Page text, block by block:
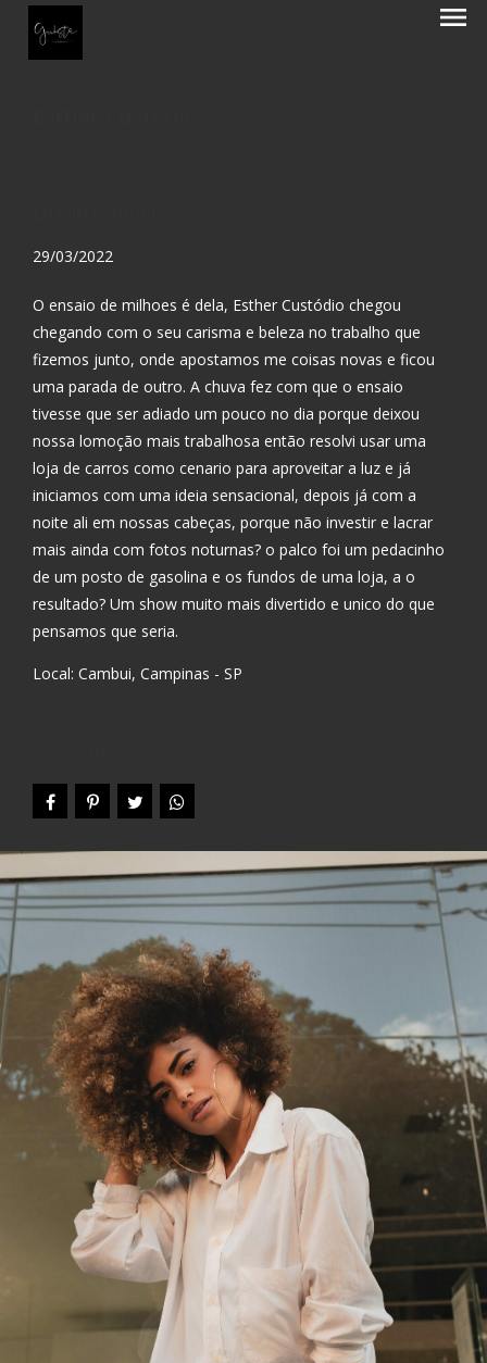
menu
29/03/2022
O ensaio de milhoes é dela, Esther Custódio chegou
chegando com o seu carisma e beleza no trabalho que
fizemos junto, onde apostamos me coisas novas e ficou
uma parada de outro. A chuva fez com que o ensaio
tivesse que ser adiado um pouco no dia porque deixou
nossa lomoção mais trabalhosa então resolvi usar uma
loja de carros como cenario para aproveitar a luz e já
iniciamos com uma ideia sensacional, depois já com a
noite ali em nossas cabeças, porque não investir e lacrar
mais ainda com fotos noturnas? o palco foi um pedacinho
de um posto de gasolina e os fundos de uma loja, a o
resultado? Um show muito mais divertido e unico do que
pensamos que seria.
Local: Cambui, Campinas - SP